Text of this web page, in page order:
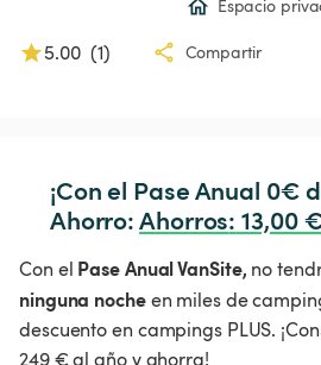
Espacio
5.00 (1) Compartir
¡Con el Pase Anual 0€
Ahorro: Ahorros: 13,00
Con el Pase Anual VanSite, no
ninguna nocheen miles de
descuento en campings PLUS.
249 € al año y ahorra!